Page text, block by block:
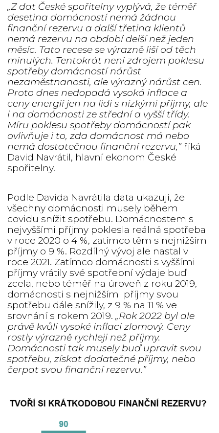
„Z dat České spořitelny vyplývá, že téměř
desetina domácností nemá žádnou
finanční rezervu a další třetina klientů
nemá rezervu na období delší než jeden
měsíc. Tato recese se výrazně liší od těch
minulých. Tentokrát není zdrojem poklesu
spotřeby domácností nárůst
nezaměstnanosti, ale výrazný nárůst cen.
Proto dnes nedopadá vysoká inflace a
ceny energií jen na lidi s nízkými příjmy, ale
i na domácnosti ze střední a vyšší třídy.
Míru poklesu spotřeby domácností pak
ovlivňuje i to, zda domácnost má nebo
nemá dostatečnou finanční rezervu,” říká
David Navrátil, hlavní ekonom České
spořitelny.
Podle Davida Navrátila data ukazují, že
všechny domácnosti musely během
covidu snížit spotřebu. Domácnostem s
nejvyššími příjmy poklesla reálná spotřeba
v roce 2020 o 4 %, zatímco těm s nejnižšími
příjmy o 9 %. Rozdílný vývoj ale nastal v
roce 2021. Zatímco domácnosti s vyššími
příjmy vrátily své spotřební výdaje buď
zcela, nebo téměř na úroveň z roku 2019,
domácnosti s nejnižšími příjmy svou
spotřebu dále snížily, z 9 % na 11 % ve
srovnání s rokem 2019. „Rok 2022 byl ale
právě kvůli vysoké inflaci zlomový. Ceny
rostly výrazně rychleji než příjmy.
Domácnosti tak musely buď upravit svou
spotřebu, získat dodatečné příjmy, nebo
čerpat svou finanční rezervu.”